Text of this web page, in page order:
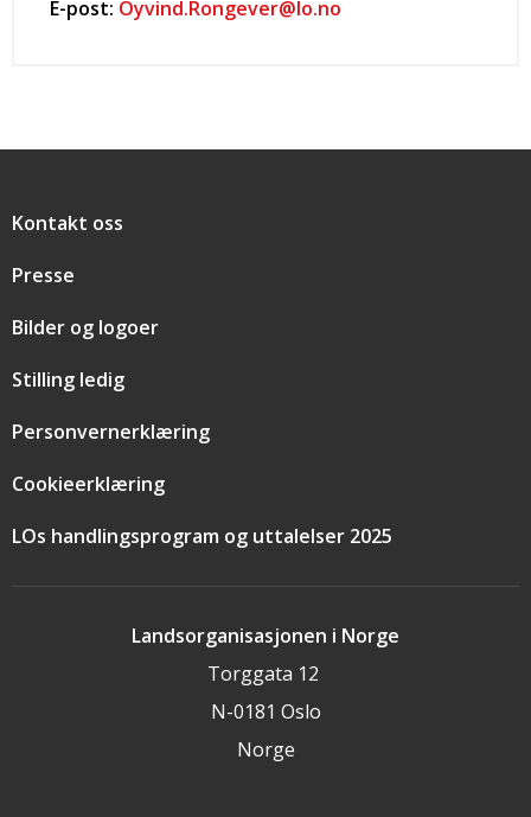
E-post: Oyvind.Rongever@lo.no
Landsorganisasjonen i Norge
Torggata 12
N-0181 Oslo
Norge
Snarveier
Kontakt oss
Presse
Bilder og logoer
Stilling ledig
Personvernerklæring
Cookieerklæring
LOs handlingsprogram og uttalelser 2025